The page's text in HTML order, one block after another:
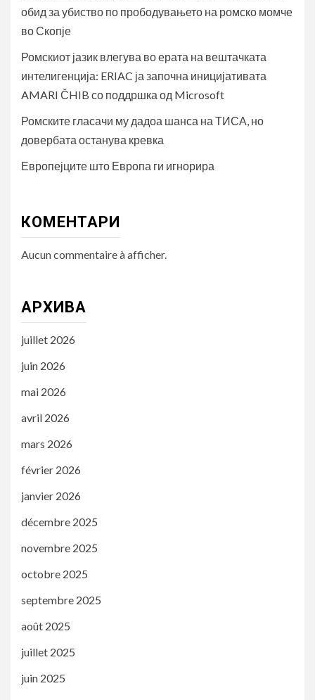
обид за убиство по прободувањето на ромско момче
во Скопје
Ромскиот јазик влегува во ерата на вештачката
интелигенција: ERIAC ја започна иницијативата
AMARI ČHIB со поддршка од Microsoft
Ромските гласачи му дадоа шанса на ТИСА, но
довербата останува кревка
Европејците што Европа ги игнорира
КОМЕНТАРИ
Aucun commentaire à afficher.
АРХИВА
juillet 2026
juin 2026
mai 2026
avril 2026
mars 2026
février 2026
janvier 2026
décembre 2025
novembre 2025
octobre 2025
septembre 2025
août 2025
juillet 2025
juin 2025